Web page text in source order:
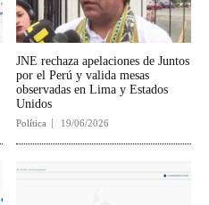
JNE rechaza apelaciones de Juntos
por el Perú y valida mesas
observadas en Lima y Estados
Unidos
Política 19/06/2026